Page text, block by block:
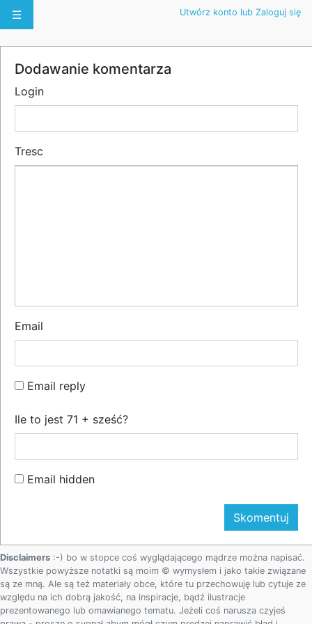
☰ Utwórz konto lub Zaloguj się
Dodawanie komentarza
Login
Tresc
Email
Email reply
Ile to jest 71 + sześć?
Email hidden
Disclaimers :-) bo w stopce coś wyglądającego mądrze można napisać.
Wszystkie powyższe notatki są moim © wymysłem i jako takie związane
są ze mną. Ale są też materiały obce, które tu przechowuję lub cytuje ze
względu na ich dobrą jakość, na inspiracje, bądź ilustracje
prezentowanego lub omawianego tematu. Jeżeli coś narusza czyjeś